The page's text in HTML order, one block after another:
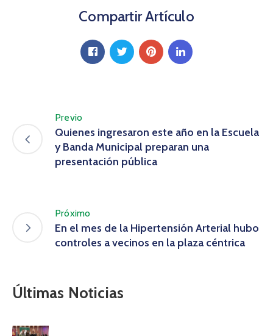
Compartir Artículo
Previo
Quienes ingresaron este año en la Escuela
y Banda Municipal preparan una
presentación pública
Próximo
En el mes de la Hipertensión Arterial hubo
controles a vecinos en la plaza céntrica
Últimas Noticias